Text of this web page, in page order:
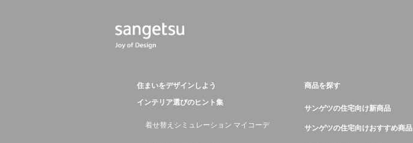
住まいをデザインしよう
インテリア選びのヒント集
着せ替えシミュレーション マイコーデ
商品を探す
サンゲツの住宅向け新商品
サンゲツの住宅向けおすすめ商品